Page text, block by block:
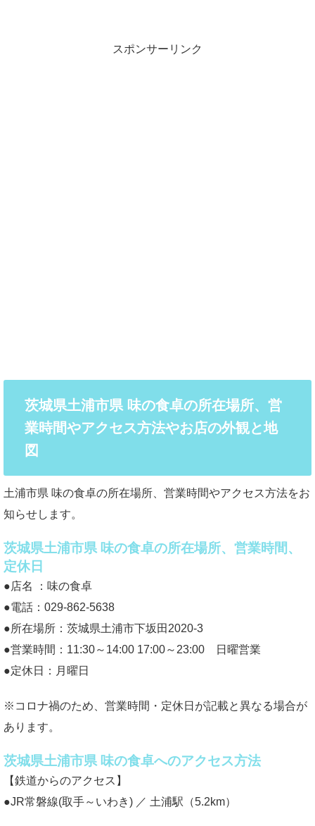
スポンサーリンク
茨城県土浦市県 味の食卓の所在場所、営
業時間やアクセス方法やお店の外観と地
図
土浦市県 味の食卓の所在場所、営業時間やアクセス方法をお
知らせします。
茨城県土浦市県 味の食卓の所在場所、営業時間、
定休日
●店名 ：味の食卓
●電話：029-862-5638
●所在場所：茨城県土浦市下坂田2020-3
●営業時間：11:30～14:00 17:00～23:00 日曜営業
●定休日：月曜日
※コロナ禍のため、営業時間・定休日が記載と異なる場合が
あります。
茨城県土浦市県 味の食卓へのアクセス方法
【鉄道からのアクセス】
●JR常磐線(取手～いわき) ／ 土浦駅（5.2km）